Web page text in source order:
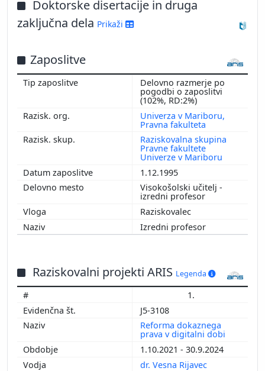
Doktorske disertacije in druga
zaključna dela Prikaži
Zaposlitve
Delovno razmerje po
pogodbi o zaposlitvi
(102%, RD:2%)
Univerza v Mariboru,
Pravna fakulteta
Raziskovalna skupina
Pravne fakultete
Univerze v Mariboru
1.12.1995
Visokošolski učitelj -
izredni profesor
Raziskovalec
Izredni profesor
Raziskovalni projekti ARIS Legenda
1.
J5-3108
Reforma dokaznega
prava v digitalni dobi
1.10.2021 - 30.9.2024
dr. Vesna Rijavec